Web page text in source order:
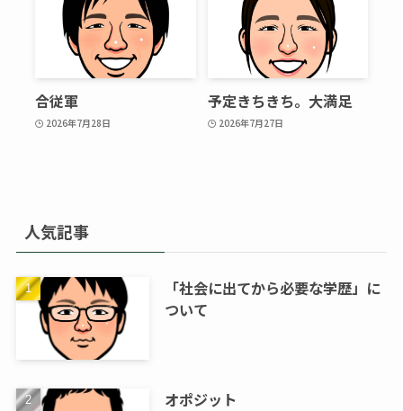
合従軍
2026年7月28日
予定きちきち。大満足
2026年7月27日
人気記事
「社会に出てから必要な学歴」に
ついて
オポジット